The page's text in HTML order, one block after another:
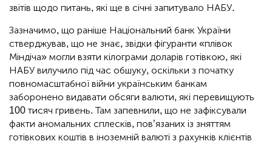
звітів щодо питань, які ще в січні запитувало НАБУ.
Зазначимо, що раніше Національний банк України
стверджував, що не знає, звідки фігуранти «плівок
Міндіча» могли взяти кілограми доларів готівкою, які
НАБУ вилучило під час обшуку, оскільки з початку
повномасштабної війни українським банкам
заборонено видавати обсяги валюти, які перевищують
100 тисяч гривень. Там запевнили, що не зафіксували
факти аномальних сплесків, пов’язаних із зняттям
готівкових коштів в іноземній валюті з рахунків клієнтів